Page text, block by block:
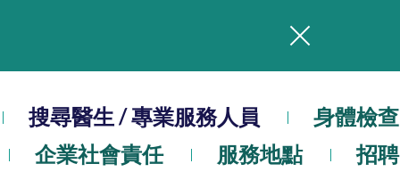
本院在暴雨或颱風警告信號 (包括黑色暴雨及8號或以上熱帶氣旋警告信號) 下，仍會維持有限度服務。如有查詢，可致電2711 5222。
請即下載
搜尋醫生 / 專業服務人員
身體檢查
企業社會責任
服務地點 招聘